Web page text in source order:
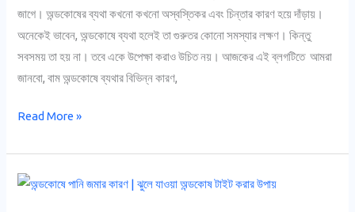
জাগে। অন্ডকোষের ব্যথা কখনো কখনো অস্বস্তিকর এবং চিন্তার কারণ হয়ে দাঁড়ায়।
অনেকেই ভাবেন, অন্ডকোষে ব্যথা হলেই তা গুরুতর কোনো সমস্যার লক্ষণ। কিন্তু
সবসময় তা হয় না। তবে একে উপেক্ষা করাও উচিত নয়। আজকের এই ব্লগটিতে আমরা
জানবো, বাম অন্ডকোষে ব্যথার বিভিন্ন কারণ,
কেন
ও
প্রতিকার
জানুন
Read More »
অন্ডকোষে